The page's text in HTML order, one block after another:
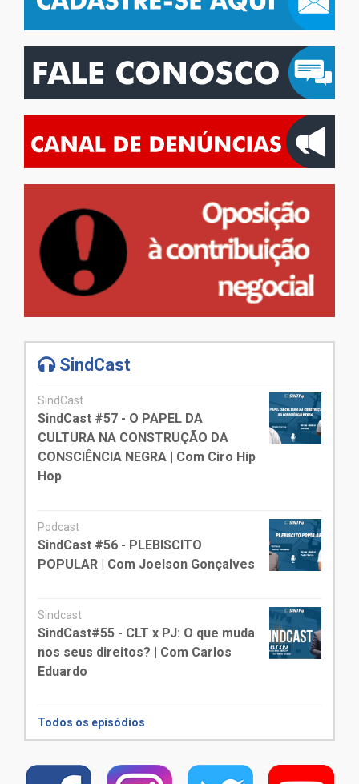
SindCast
SindCast
SindCast #57 - O PAPEL DA
CULTURA NA CONSTRUÇÃO DA
CONSCIÊNCIA NEGRA | Com Ciro Hip
Hop
Podcast
SindCast #56 - PLEBISCITO
POPULAR | Com Joelson Gonçalves
Sindcast
SindCast#55 - CLT x PJ: O que muda
nos seus direitos? | Com Carlos
Eduardo
Todos os episódios